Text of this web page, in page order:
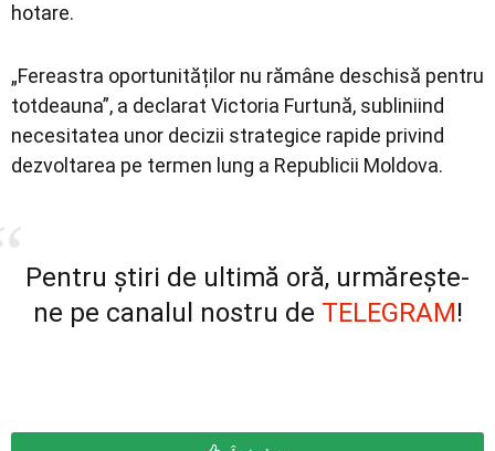
hotare.
„Fereastra oportunităților nu rămâne deschisă pentru
totdeauna”, a declarat Victoria Furtună, subliniind
necesitatea unor decizii strategice rapide privind
dezvoltarea pe termen lung a Republicii Moldova.
Pentru știri de ultimă oră, urmărește-
ne pe canalul nostru de TELEGRAM!